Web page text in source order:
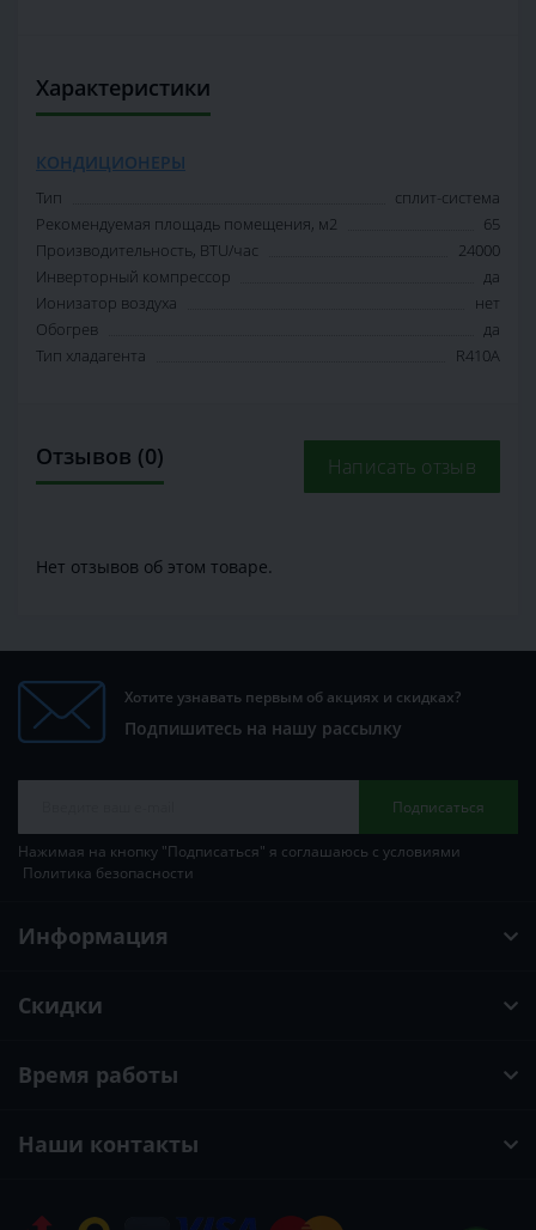
Характеристики
КОНДИЦИОНЕРЫ
Тип
сплит-система
Рекомендуемая площадь помещения, м2
65
Производительность, BTU/час
24000
Инверторный компрессор
да
Ионизатор воздуха
нет
Обогрев
да
Тип хладагента
R410A
Отзывов (0) Написать отзыв
Нет отзывов об этом товаре.
Хотите узнавать первым об акциях и скидках?
Подпишитесь на нашу рассылку
Подписаться
Нажимая на кнопку "Подписаться" я соглашаюсь с условиями
Политика безопасности
Информация
Скидки
Время работы
Наши контакты